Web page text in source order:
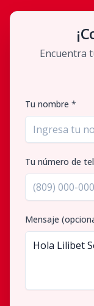
Encuentra
Tu nombre *
Tu número de
Mensaje